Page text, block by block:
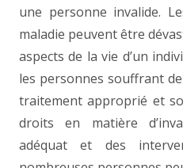
une personne invalide.
maladie peuvent être
aspects de la vie d’un
les personnes souffrant
traitement approprié et
droits en matière
adéquat et des